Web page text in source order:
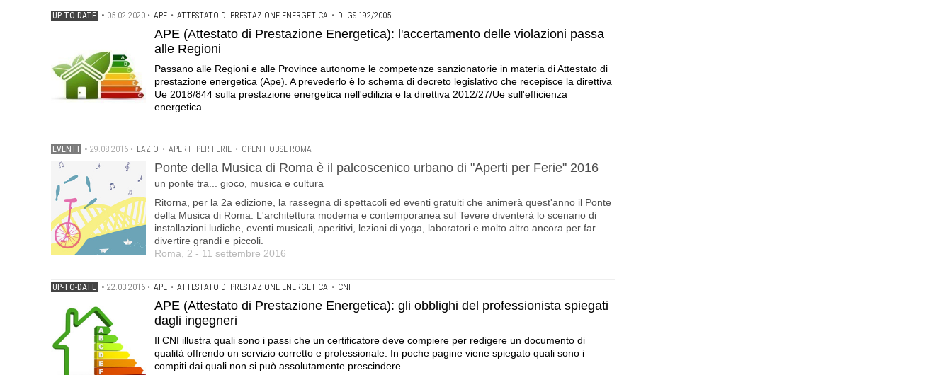
UP-TO-DATE • 05.02.2020 • APE • ATTESTATO DI PRESTAZIONE ENERGETICA • DLGS 192/2005
APE (Attestato di Prestazione Energetica): l'accertamento delle violazioni passa
alle Regioni
Passano alle Regioni e alle Province autonome le competenze sanzionatorie in materia di Attestato di
prestazione energetica (Ape). A prevederlo è lo schema di decreto legislativo che recepisce la direttiva
Ue 2018/844 sulla prestazione energetica nell'edilizia e la direttiva 2012/27/Ue sull'efficienza
energetica.
EVENTI • 29.08.2016 • LAZIO • APERTI PER FERIE • OPEN HOUSE ROMA
Ponte della Musica di Roma è il palcoscenico urbano di "Aperti per Ferie" 2016
un ponte tra... gioco, musica e cultura
Ritorna, per la 2a edizione, la rassegna di spettacoli ed eventi gratuiti che animerà quest'anno il Ponte
della Musica di Roma. L'architettura moderna e contemporanea sul Tevere diventerà lo scenario di
installazioni ludiche, eventi musicali, aperitivi, lezioni di yoga, laboratori e molto altro ancora per far
divertire grandi e piccoli.
Roma, 2 - 11 settembre 2016
UP-TO-DATE • 22.03.2016 • APE • ATTESTATO DI PRESTAZIONE ENERGETICA • CNI
APE (Attestato di Prestazione Energetica): gli obblighi del professionista spiegati
dagli ingegneri
Il CNI illustra quali sono i passi che un certificatore deve compiere per redigere un documento di
qualità offrendo un servizio corretto e professionale. In poche pagine viene spiegato quali sono i
compiti dai quali non si può assolutamente prescindere.